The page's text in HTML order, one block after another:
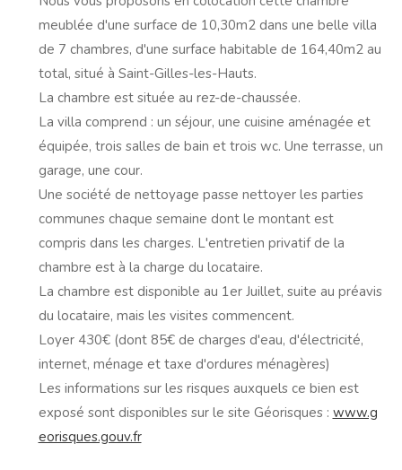
meublée d'une surface de 10,30m2 dans une belle villa
de 7 chambres, d'une surface habitable de 164,40m2 au
total, situé à Saint-Gilles-les-Hauts.
La chambre est située au rez-de-chaussée.
La villa comprend : un séjour, une cuisine aménagée et
équipée, trois salles de bain et trois wc. Une terrasse, un
garage, une cour.
Une société de nettoyage passe nettoyer les parties
communes chaque semaine dont le montant est
compris dans les charges. L'entretien privatif de la
chambre est à la charge du locataire.
La chambre est disponible au 1er Juillet, suite au préavis
du locataire, mais les visites commencent.
Loyer 430€ (dont 85€ de charges d'eau, d'électricité,
internet, ménage et taxe d'ordures ménagères)
Les informations sur les risques auxquels ce bien est
exposé sont disponibles sur le site Géorisques : www.g
eorisques.gouv.fr